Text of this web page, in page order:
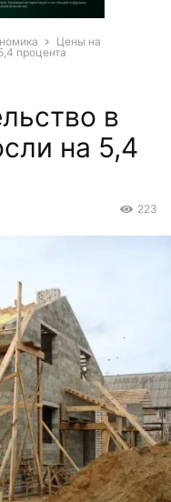
Цены на
процента
в
на 5,4
223